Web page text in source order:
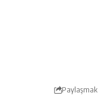
Paylaşmak